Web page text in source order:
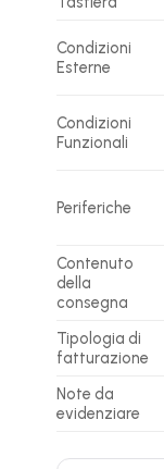
Condizioni
Esterne
Condizioni
Funzionali
Periferiche
Contenuto
della
consegna
Tipologia di
fatturazione
Note da
evidenziare